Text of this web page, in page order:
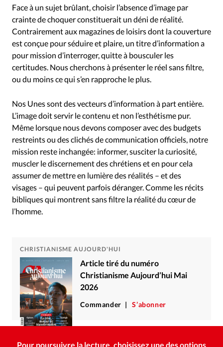
Face à un sujet brûlant, choisir l’absence d’image par
crainte de choquer constituerait un déni de réalité.
Contrairement aux magazines de loisirs dont la couverture
est conçue pour séduire et plaire, un titre d’information a
pour mission d’interroger, quitte à bousculer les
certitudes. Nous cherchons à présenter le réel sans filtre,
ou du moins ce qui s’en rapproche le plus.
Nos Unes sont des vecteurs d’information à part entière.
L’image doit servir le contenu et non l’esthétisme pur.
Même lorsque nous devons composer avec des budgets
restreints ou des clichés de communication officiels, notre
mission reste inchangée: informer, susciter la curiosité,
muscler le discernement des chrétiens et en pour cela
assumer de mettre en lumière des réalités – et des
visages – qui peuvent parfois déranger. Comme les récits
bibliques qui montrent sans filtre la réalité du cœur de
l’homme.
CHRISTIANISME AUJOURD'HUI
Article tiré du numéro
Christianisme Aujourd’hui Mai
2026
Commander S’abonner
Pour poursuivre la lecture, choisissez une des options